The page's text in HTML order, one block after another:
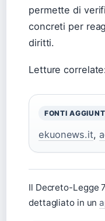
permette di
concreti per
diritti.
Letture
FONTI
ekuonews.it,
Il Decreto-Legge
dettagliato in un